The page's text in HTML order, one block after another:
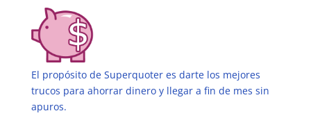
El propósito de Superquoter es darte los mejores
trucos para ahorrar dineroy llegar a fin de mes sin
apuros.